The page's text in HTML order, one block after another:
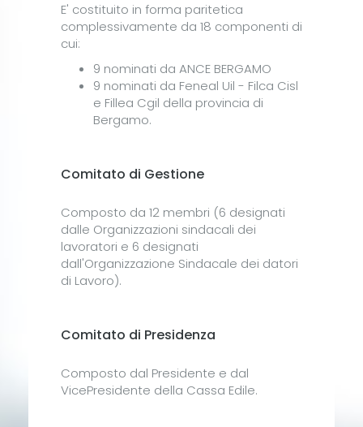
E' costituito in forma paritetica
complessivamente da 18 componenti di
cui:
9 nominati da ANCE BERGAMO
9 nominati da Feneal Uil - Filca Cisl
e Fillea Cgil della provincia di
Bergamo.
Comitato di Gestione
Composto da 12 membri (6 designati
dalle Organizzazioni sindacali dei
lavoratori e 6 designati
dall'Organizzazione Sindacale dei datori
di Lavoro).
Comitato di Presidenza
Composto dal Presidente e dal
VicePresidente della Cassa Edile.